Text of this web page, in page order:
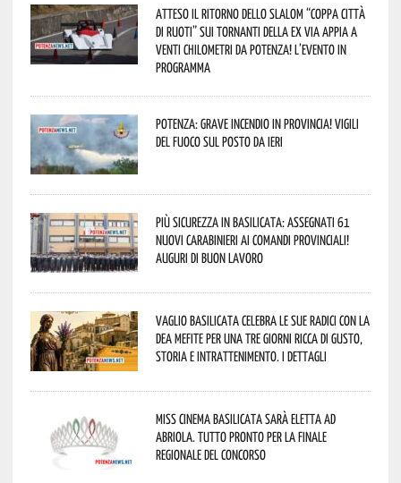
Atteso il ritorno dello slalom “Coppa Città
di Ruoti” sui tornanti della ex via Appia a
venti chilometri da Potenza! L’evento in
programma
Potenza: grave incendio in Provincia! Vigili
del fuoco sul posto da ieri
Più sicurezza in Basilicata: assegnati 61
nuovi Carabinieri ai Comandi provinciali!
Auguri di buon lavoro
Vaglio Basilicata celebra le sue radici con la
Dea Mefite per una tre giorni ricca di gusto,
storia e intrattenimento. I dettagli
Miss Cinema Basilicata sarà eletta ad
Abriola. Tutto pronto per la finale
regionale del concorso